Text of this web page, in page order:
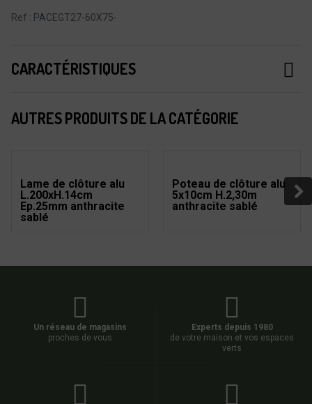
Ref : PACEGT27-60X75-
CARACTÉRISTIQUES
AUTRES PRODUITS DE LA CATÉGORIE
Lame de clôture alu
L.200xH.14cm
Ep.25mm anthracite
sablé
Poteau de clôture alu
5x10cm H.2,30m
anthracite sablé
Un réseau de magasins
proches de vous
Experts depuis 1980
de votre maison et vos espaces
verts